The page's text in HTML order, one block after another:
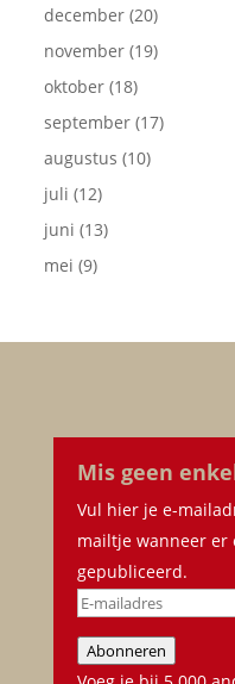
december (20)
november (19)
oktober (18)
september (17)
augustus (10)
juli (12)
juni (13)
mei (9)
Mis geen
Vul hier je e-
mailtje wanneer
gepubliceerd.
E-
mailadres
Abonneren